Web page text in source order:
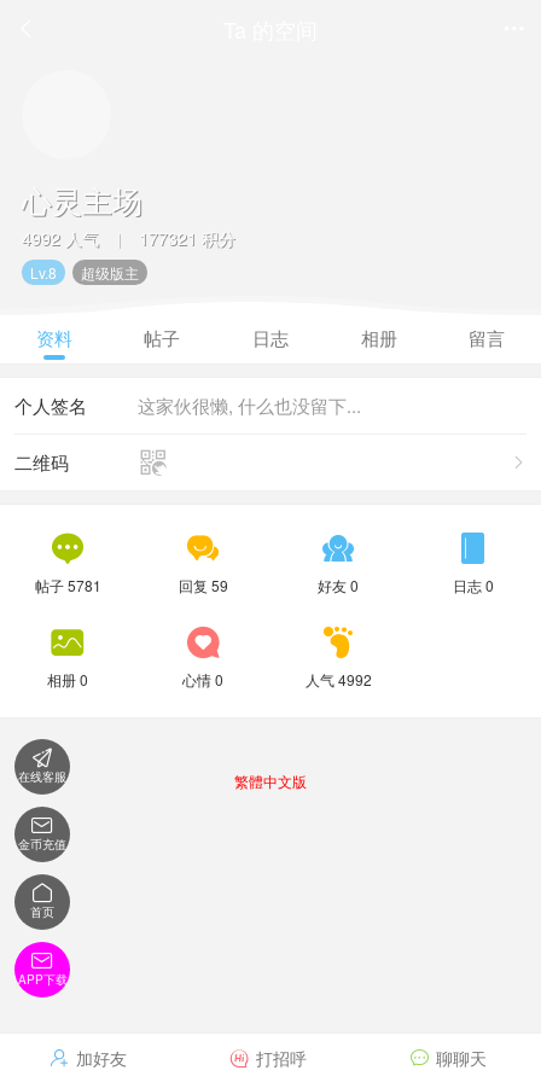
心灵主场
4992 人气 | 177321 积分
Lv.8 超级版主
资料 帖子 日志 相册 留言
这家伙很懒, 什么也没留下...
个人签名


二维码

帖子 5781

回复 59

好友 0

日志 0

相册 0

心情 0

人气 4992
 加好友  打招呼  聊聊天
繁體中文版

在线客服

金币充值

首页

APP下载